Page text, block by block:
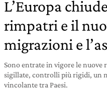
L’Europa
rimpatri e il
migrazioni e
Sono entrate in vigore le nuove
sigillate, controlli più rigidi, un
vincolante tra Paesi.